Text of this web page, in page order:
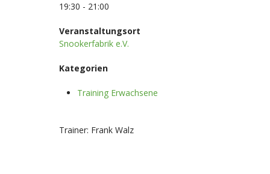
19:30 - 21:00
Veranstaltungsort
Snookerfabrik e.V.
Kategorien
Training Erwachsene
Trainer: Frank Walz